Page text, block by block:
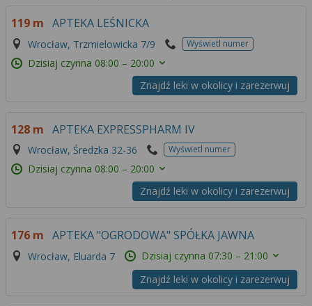
119 m APTEKA LEŚNICKA
Wrocław, Trzmielowicka 7/9 Wyświetl numer
Dzisiaj czynna 08:00 – 20:00
Znajdź leki w okolicy i zarezerwuj
128 m APTEKA EXPRESSPHARM IV
Wrocław, Średzka 32-36 Wyświetl numer
Dzisiaj czynna 08:00 – 20:00
Znajdź leki w okolicy i zarezerwuj
176 m APTEKA "OGRODOWA" SPÓŁKA JAWNA
Wrocław, Eluarda 7 Dzisiaj czynna 07:30 – 21:00
Znajdź leki w okolicy i zarezerwuj